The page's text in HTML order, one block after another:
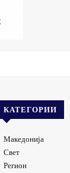
КАТЕГОРИИ
Македонија
Свет
Регион